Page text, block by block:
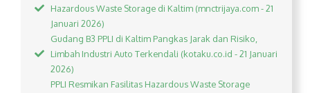
Hazardous Waste Storage di Kaltim (mnctrijaya.com - 21
Januari 2026)
Gudang B3 PPLI di Kaltim Pangkas Jarak dan Risiko,
Limbah Industri Auto Terkendali (kotaku.co.id - 21 Januari
2026)
PPLI Resmikan Fasilitas Hazardous Waste Storage